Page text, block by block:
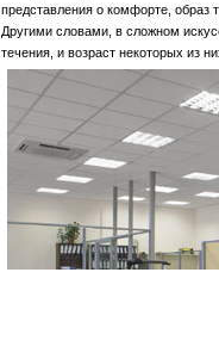
представления о комфорте, образ
Другими словами, в сложном
течения, и возраст некоторых из